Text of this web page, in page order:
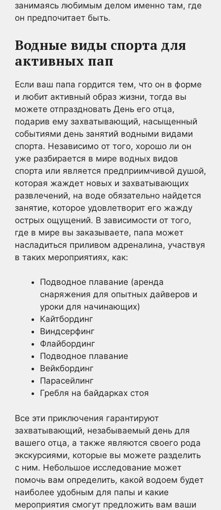
занимаясь любимым делом именно там, где
он предпочитает быть.
Водные виды спорта для
активных пап
Если ваш папа гордится тем, что он в форме
и любит активный образ жизни, тогда вы
можете отпраздновать День его отца,
подарив ему захватывающий, насыщенный
событиями день занятий водными видами
спорта. Независимо от того, хорошо ли он
уже разбирается в мире водных видов
спорта или является предприимчивой душой,
которая жаждет новых и захватывающих
развлечений, на воде обязательно найдется
занятие, которое удовлетворит его жажду
острых ощущений. В зависимости от того,
где в мире вы заказываете, папа может
насладиться приливом адреналина, участвуя
в таких мероприятиях, как:
Подводное плавание (аренда
снаряжения для опытных дайверов и
уроки для начинающих)
Кайтбординг
Виндсерфинг
Флайбординг
Подводное плавание
Вейкбординг
Парасейлинг
Гребля на байдарках стоя
Все эти приключения гарантируют
захватывающий, незабываемый день для
вашего отца, а также являются своего рода
экскурсиями, которые вы можете разделить
с ним. Небольшое исследование может
помочь вам определить, какой водоем будет
наиболее удобным для папы и какие
мероприятия смогут предложить вам ваши